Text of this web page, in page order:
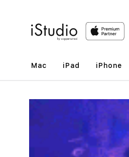
Mac iPad iPhone
Lewati